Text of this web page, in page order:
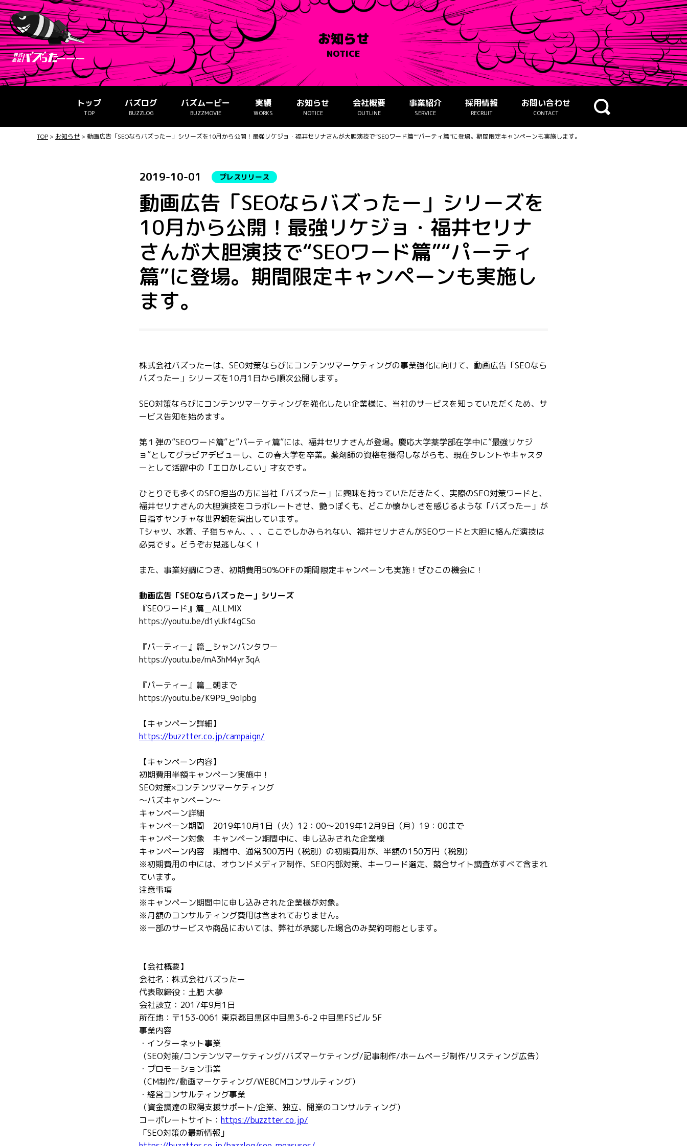
お知らせ
NOTICE
トップ
TOP
バズログ
BUZZLOG
バズムービー
BUZZMOVIE
実績
WORKS
お知らせ
NOTICE
会社概要
OUTLINE
事業紹介
SERVICE
採用情報
RECRUIT
お問い合わせ
CONTACT
TOP > お知らせ > 動画広告「SEOならバズったー」シリーズを10月から公開！最強リケジョ・福井セリナさんが大胆演技で“SEOワード篇”“パーティ篇”に登場。期間限定キャンペーンも実施します。
2019-10-01 プレスリリース
動画広告「SEOならバズったー」シリーズを
10月から公開！最強リケジョ・福井セリナ
さんが大胆演技で“SEOワード篇”“パーティ
篇”に登場。期間限定キャンペーンも実施し
ます。
株式会社バズったーは、SEO対策ならびにコンテンツマーケティングの事業強化に向けて、動画広告「SEOなら
バズったー」シリーズを10月1日から順次公開します。
SEO対策ならびにコンテンツマーケティングを強化したい企業様に、当社のサービスを知っていただくため、サ
ービス告知を始めます。
第１弾の”SEOワード篇”と”パーティ篇”には、福井セリナさんが登場。慶応大学薬学部在学中に”最強リケジ
ョ”としてグラビアデビューし、この春大学を卒業。薬剤師の資格を獲得しながらも、現在タレントやキャスタ
ーとして活躍中の「エロかしこい」才女です。
ひとりでも多くのSEO担当の方に当社「バズったー」に興味を持っていただきたく、実際のSEO対策ワードと、
福井セリナさんの大胆演技をコラボレートさせ、艶っぽくも、どこか懐かしさを感じるような「バズったー」が
目指すヤンチャな世界観を演出しています。
Tシャツ、水着、子猫ちゃん、、、ここでしかみられない、福井セリナさんがSEOワードと大胆に絡んだ演技は
必見です。どうぞお見逃しなく！
また、事業好調につき、初期費用50%OFFの期間限定キャンペーンも実施！ぜひこの機会に！
動画広告「SEOならバズったー」シリーズ
『SEOワード』篇＿ALLMIX
https://youtu.be/d1yUkf4gCSo
『パーティー』篇＿シャンパンタワー
https://youtu.be/mA3hM4yr3qA
『パーティー』篇＿朝まで
https://youtu.be/K9P9_9oIpbg
【キャンペーン詳細】
https://buzztter.co.jp/campaign/
【キャンペーン内容】
初期費用半額キャンペーン実施中！
SEO対策×コンテンツマーケティング
～バズキャンペーン～
キャンペーン詳細
キャンペーン期間 2019年10月1日（火）12：00～2019年12月9日（月）19：00まで
キャンペーン対象 キャンペーン期間中に、申し込みされた企業様
キャンペーン内容 期間中、通常300万円（税別）の初期費用が、半額の150万円（税別）
※初期費用の中には、オウンドメディア制作、SEO内部対策、キーワード選定、競合サイト調査がすべて含まれ
ています。
注意事項
※キャンペーン期間中に申し込みされた企業様が対象。
※月額のコンサルティング費用は含まれておりません。
※一部のサービスや商品においては、弊社が承認した場合のみ契約可能とします。
【会社概要】
会社名：株式会社バズったー
代表取締役：土肥 大夢
会社設立：2017年9月1日
所在地：〒153-0061 東京都目黒区中目黒3-6-2 中目黒FSビル 5F
事業内容
・インターネット事業
（SEO対策/コンテンツマーケティング/バズマーケティング/記事制作/ホームページ制作/リスティング広告）
・プロモーション事業
（CM制作/動画マーケティング/WEBCMコンサルティング）
・経営コンサルティング事業
（資金調達の取得支援サポート/企業、独立、開業のコンサルティング）
コーポレートサイト： https://buzztter.co.jp/
「SEO対策の最新情報」